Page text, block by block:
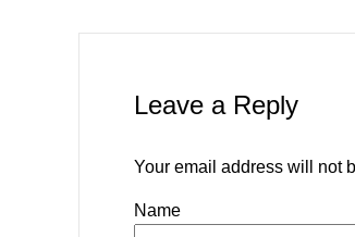
Leave a Reply
Your email address will not
Name